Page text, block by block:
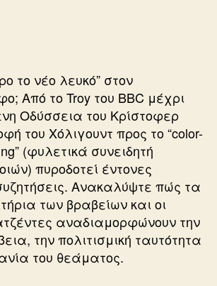
ΛΕΥΚΟ
το νέο λευκό” στον
Από το Troy του BBC μέχρι
Οδύσσεια του Κρίστοφερ
του Χόλιγουντ προς το “color-
(φυλετικά συνειδητή
πυροδοτεί έντονες
Ανακαλύψτε πώς τα
των βραβείων και οι
αναδιαμορφώνουν την
την πολιτισμική ταυτότητα
του θεάματος.